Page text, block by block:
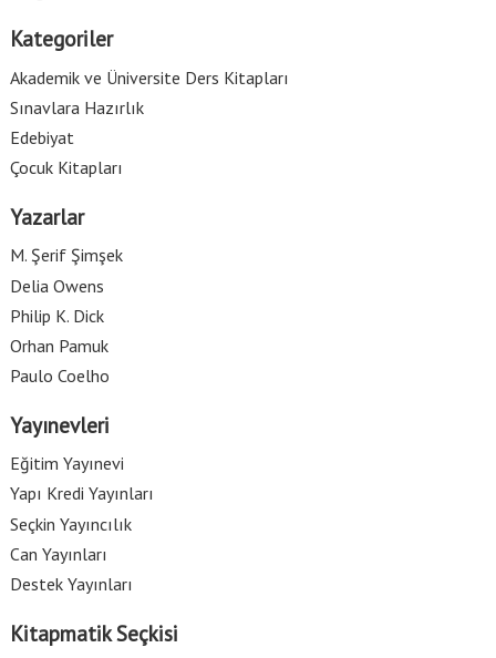
Kategoriler
Akademik ve Üniversite Ders Kitapları
Sınavlara Hazırlık
Edebiyat
Çocuk Kitapları
Yazarlar
M. Şerif Şimşek
Delia Owens
Philip K. Dick
Orhan Pamuk
Paulo Coelho
Yayınevleri
Eğitim Yayınevi
Yapı Kredi Yayınları
Seçkin Yayıncılık
Can Yayınları
Destek Yayınları
Kitapmatik Seçkisi